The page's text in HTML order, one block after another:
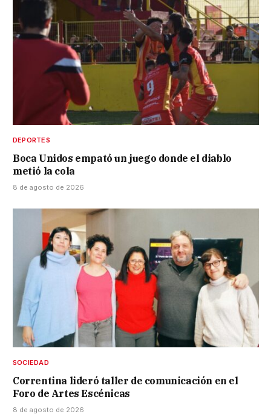
DEPORTES
Boca Unidos empató un juego donde el diablo
metió la cola
8 de agosto de 2026
SOCIEDAD
Correntina lideró taller de comunicación en el
Foro de Artes Escénicas
8 de agosto de 2026